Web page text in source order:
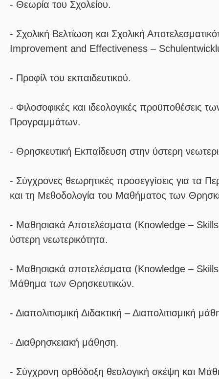
- Θεωρία του Σχολείου.
- Σχολική Βελτίωση και Σχολική
Improvement and Effectiveness –
- Προφίλ του εκπαιδευτικού.
- Φιλοσοφικές και ιδεολογικές προϋποθέσεις
Προγραμμάτων.
- Θρησκευτική Εκπαίδευση στην ύστερη
- Σύγχρονες θεωρητικές προσεγγίσεις για τα
και τη Μεθοδολογία του Μαθήματος των
- Μαθησιακά Αποτελέσματα (Knowledge –
ύστερη νεωτερικότητα.
- Μαθησιακά αποτελέσματα (Knowledge –
Μάθημα των Θρησκευτικών.
- Διαπολιτισμική Διδακτική – Διαπολιτισμική
- Διαθρησκειακή μάθηση.
- Σύγχρονη ορθόδοξη θεολογική σκέψη και